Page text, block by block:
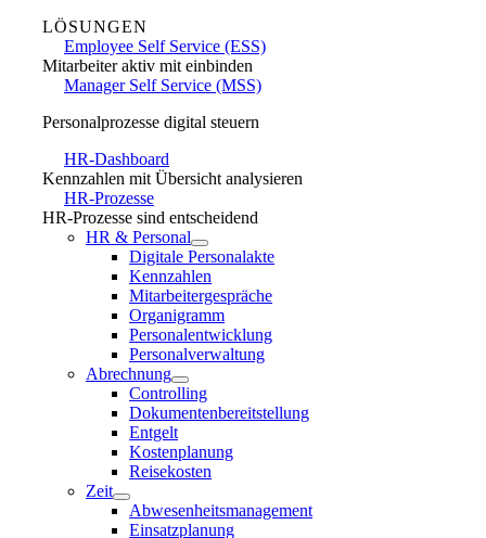
LÖSUNGEN
Employee Self Service (ESS)
Mitarbeiter aktiv mit einbinden
Manager Self Service (MSS)
Personalprozesse digital steuern
HR-Dashboard
Kennzahlen mit Übersicht analysieren
HR-Prozesse
HR-Prozesse sind entscheidend
HR & Personal
Digitale Personalakte
Kennzahlen
Mitarbeitergespräche
Organigramm
Personalentwicklung
Personalverwaltung
Abrechnung
Controlling
Dokumentenbereitstellung
Entgelt
Kostenplanung
Reisekosten
Zeit
Abwesenheitsmanagement
Einsatzplanung